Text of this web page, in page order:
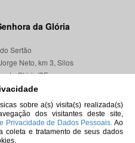
sobre a(s) visita(s) realizada(s)
dos visitantes deste site,
Privacidade de Dados Pessoais. Ao
coleta e tratamento de seus dados
da Glória
Sertão
Neto, km 3, Silos
da Glória/SE
000